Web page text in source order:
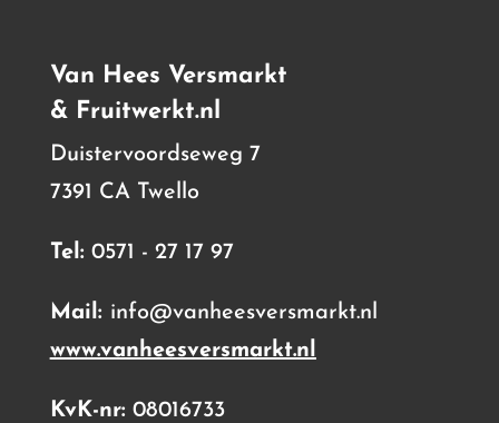
Van Hees Versmarkt
& Fruitwerkt.nl
Duistervoordseweg 7
7391 CA Twello
Tel: 0571 - 27 17 97
Mail: info@vanheesversmarkt.nl
www.vanheesversmarkt.nl
KvK-nr: 08016733